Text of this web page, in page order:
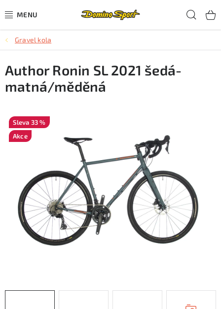
na
CYKLISTIKA
SJEZDOVÉ LYŽOVÁNÍ
SKIALPOVÉ LYŽOVÁNÍ
BĚŽECKÉ LYŽOVÁNÍ
OBLEČENÍ A OBUV
TIPY NA DÁRKY
KONTAKTY
CYKLO Servis
Gravel kola
Author Ronin SL 2021 šedá-
matná/měděná
33 %
Akce